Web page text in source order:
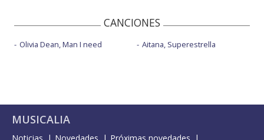
CANCIONES
Olivia Dean, Man I need Aitana, Superestrella
MUSICALIA